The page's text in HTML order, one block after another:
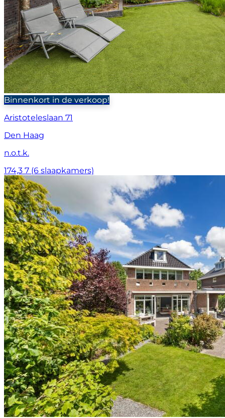
Binnenkort in de verkoop!
Aristoteleslaan 71
Den Haag
n.o.t.k.
174,3 7 (6 slaapkamers)